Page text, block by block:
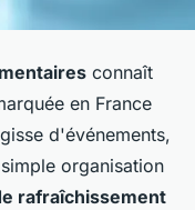
connaît
en France
d'événements,
organisation
rafraîchissement